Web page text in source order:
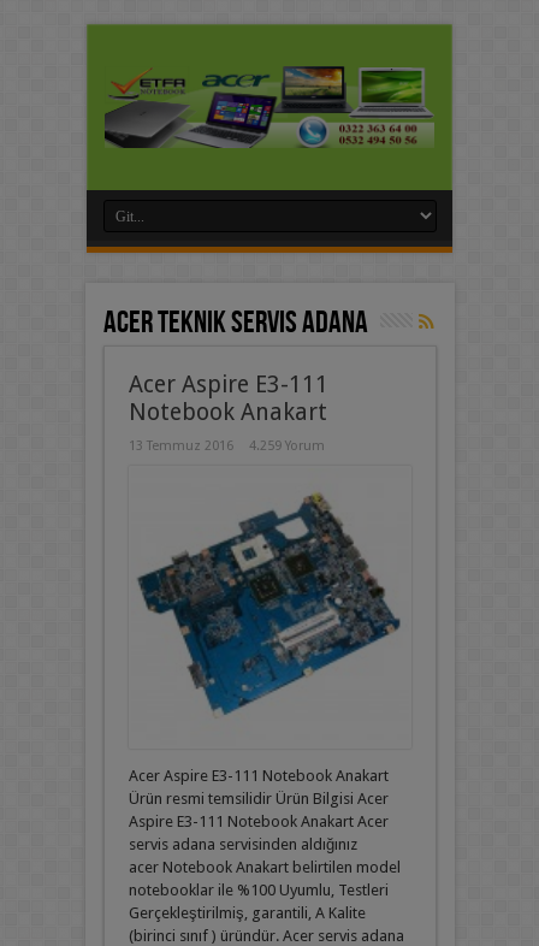
Acer Teknik Servis Adana
Acer Aspire E3-111
Notebook Anakart
13 Temmuz 2016 4.259 Yorum
Acer Aspire E3-111 Notebook Anakart
Ürün resmi temsilidir Ürün Bilgisi Acer
Aspire E3-111 Notebook Anakart Acer
servis adana servisinden aldığınız
acer Notebook Anakart belirtilen model
notebooklar ile %100 Uyumlu, Testleri
Gerçekleştirilmiş, garantili, A Kalite
(birinci sınıf ) üründür. Acer servis adana